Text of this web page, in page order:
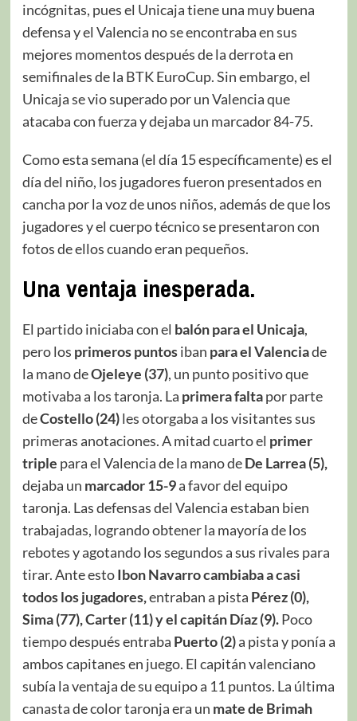
incógnitas, pues el Unicaja tiene una muy buena
defensa y el Valencia no se encontraba en sus
mejores momentos después de la derrota en
semifinales de la BTK EuroCup. Sin embargo, el
Unicaja se vio superado por un Valencia que
atacaba con fuerza y dejaba un marcador 84-75.
Como esta semana (el día 15 específicamente) es el
día del niño, los jugadores fueron presentados en
cancha por la voz de unos niños, además de que los
jugadores y el cuerpo técnico se presentaron con
fotos de ellos cuando eran pequeños.
Una ventaja inesperada.
El partido iniciaba con el balón para el Unicaja,
pero los primeros puntosiban para el Valenciade
la mano deOjeleye (37), un punto positivo que
motivaba a los taronja. La primera faltapor parte
deCostello (24)les otorgaba a los visitantes sus
primeras anotaciones. A mitad cuarto el primer
triple para el Valencia de la mano deDe Larrea (5),
dejaba un marcador 15-9a favor del equipo
taronja. Las defensas del Valencia estaban bien
trabajadas, logrando obtener la mayoría de los
rebotes y agotando los segundos a sus rivales para
tirar. Ante estoIbon Navarro cambiaba a casi
todos los jugadores,entraban a pista Pérez (0),
Sima (77), Carter (11) y el capitán Díaz (9).Poco
tiempo después entraba Puerto (2)a pista y ponía a
ambos capitanes en juego. El capitán valenciano
subía la ventaja de su equipo a 11 puntos. La última
canasta de color taronja era un mate de Brimah